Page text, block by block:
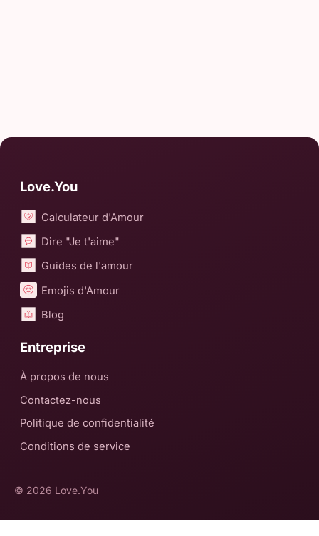
Love.You
Calculateur d'Amour
Dire "Je t'aime"
Guides de l'amour
Emojis d'Amour
Blog
Entreprise
À propos de nous
Contactez-nous
Politique de confidentialité
Conditions de service
© 2026 Love.You